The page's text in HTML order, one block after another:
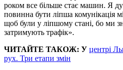
роком все більше стає машин. Я
повинна бути ліпша комунікація
щоб були у ліпшому стані, бо ми
затримують трафік».
ЧИТАЙТЕ ТАКОЖ: У центрі
рух. Три етапи змін